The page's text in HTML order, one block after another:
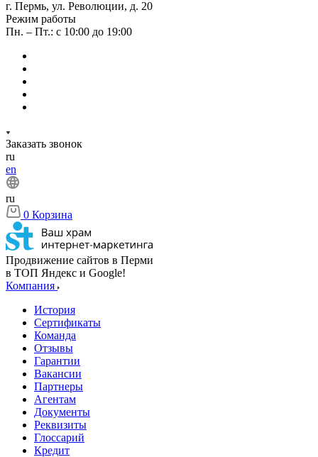
г. Пермь, ул. Революции, д. 20
Режим работы
Пн. – Пт.: с 10:00 до 19:00
Заказать звонок
ru
en
ru
0 Корзина
Продвижение сайтов в Перми
в ТОП Яндекс и Google!
Компания
История
Сертификаты
Команда
Отзывы
Гарантии
Вакансии
Партнеры
Агентам
Документы
Реквизиты
Глоссарий
Кредит